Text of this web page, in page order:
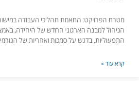
מטרת הפרויקט: התאמת תהליכי העבודה
הניהול למבנה הארגוני החדש של היחידה,
התפעוליות, בדגש על סמכות ואחריות של
קרא עוד »